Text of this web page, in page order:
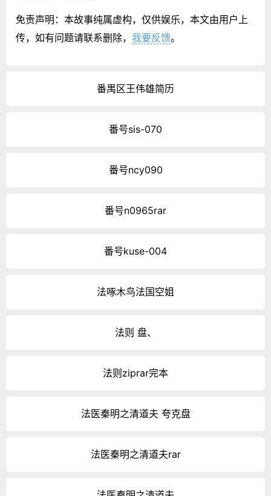
免责声明：本故事纯属虚构，仅供娱乐，本文由用户上
传，如有问题请联系删除， 我要反馈。
番禺区王伟雄简历
番号sis-070
番号ncy090
番号n0965rar
番号kuse-004
法啄木鸟法国空姐
法则 盘、
法则ziprar完本
法医秦明之清道夫 夸克盘
法医秦明之清道夫rar